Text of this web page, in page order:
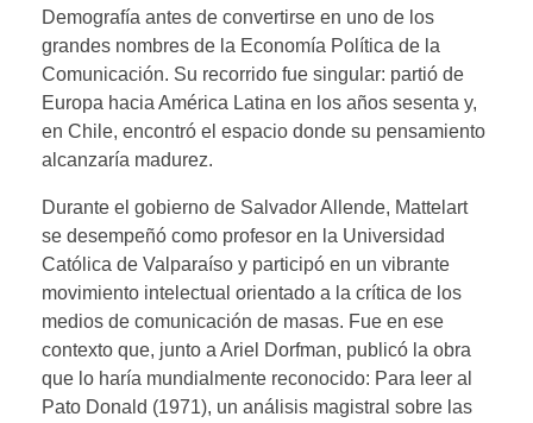
Demografía antes de convertirse en uno de los
grandes nombres de la Economía Política de la
Comunicación. Su recorrido fue singular: partió de
Europa hacia América Latina en los años sesenta y,
en Chile, encontró el espacio donde su pensamiento
alcanzaría madurez.
Durante el gobierno de Salvador Allende, Mattelart
se desempeñó como profesor en la Universidad
Católica de Valparaíso y participó en un vibrante
movimiento intelectual orientado a la crítica de los
medios de comunicación de masas. Fue en ese
contexto que, junto a Ariel Dorfman, publicó la obra
que lo haría mundialmente reconocido: Para leer al
Pato Donald (1971), un análisis magistral sobre las